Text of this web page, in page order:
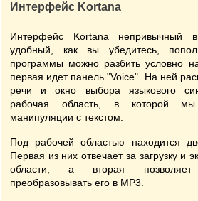
Интерфейс Kortana
Интерфейс Kortana непривычный
удобный, как вы убедитесь,
программы можно разбить условно
первая идет панель "Voice". На ней
речи и окно выбора языкового
рабочая область, в которой мы
манипуляции с текстом.
Под рабочей областью находится
Первая из них отвечает за загрузку и
области, а вторая позволяет
преобразовывать его в MP3.